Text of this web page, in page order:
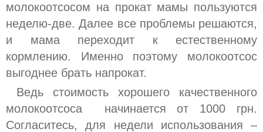
молокоотсосом на прокат мамы пользуются
неделю-две. Далее все проблемы решаются,
и мама переходит к естественному
кормлению. Именно поэтому молокоотсос
выгоднее брать напрокат.
Ведь стоимость хорошего качественного
молокоотсоса начинается от 1000 грн.
Согласитесь, для недели использования –